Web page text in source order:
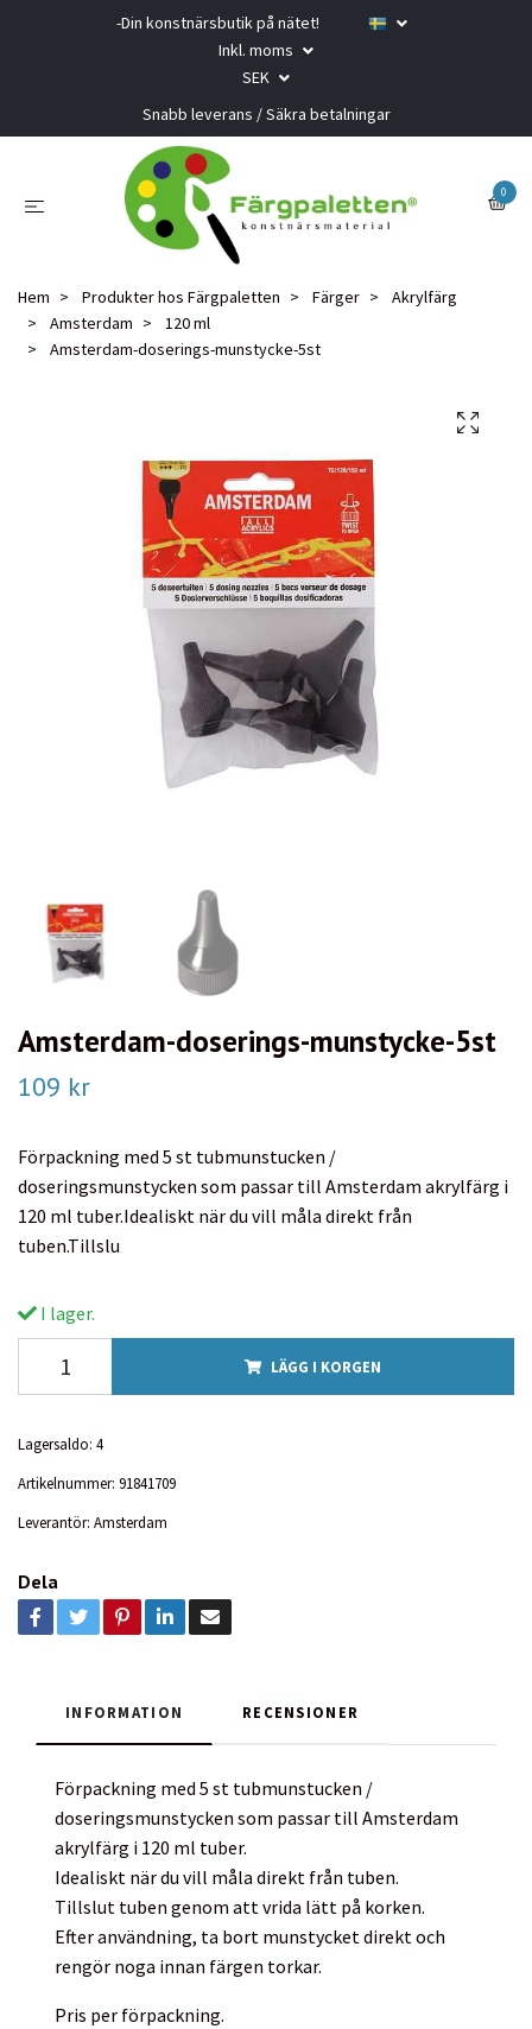
-Din konstnärsbutik på nätet!
Inkl. moms
SEK
Snabb leverans / Säkra betalningar
0
Hem Produkter hos Färgpaletten Färger
Akrylfärg
Amsterdam
120 ml
Amsterdam-doserings-munstycke-5st
Amsterdam-doserings-munstycke-5st
109 kr
Förpackning med 5 st tubmunstucken /
doseringsmunstycken som passar till Amsterdam akrylfärg i
120 ml tuber.Idealiskt när du vill måla direkt från
tuben.Tillslu
I lager.
LÄGG I KORGEN
Lagersaldo: 4
Artikelnummer: 91841709
Leverantör: Amsterdam
Dela
INFORMATION RECENSIONER
Förpackning med 5 st tubmunstucken /
doseringsmunstycken som passar till Amsterdam
akrylfärg i 120 ml tuber.
Idealiskt när du vill måla direkt från tuben.
Tillslut tuben genom att vrida lätt på korken.
Efter användning, ta bort munstycket direkt och
rengör noga innan färgen torkar.
Pris per förpackning.